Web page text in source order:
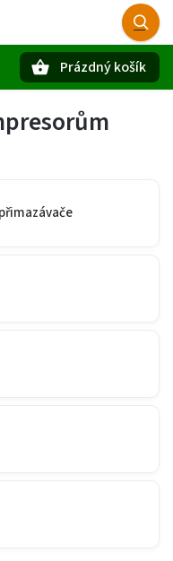
Prázdný košík